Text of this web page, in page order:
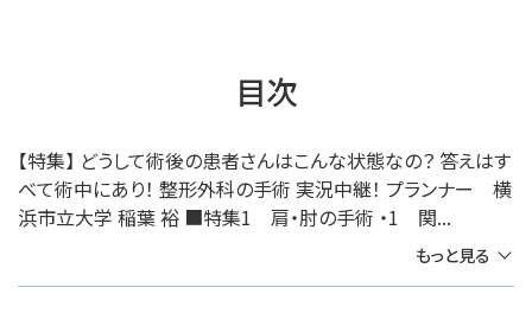
目次
【特集】 どうして術後の患者さんはこんな状態なの？ 答えはす
べて術中にあり！ 整形外科の手術 実況中継！ プランナー 横
浜市立大学 稲葉 裕 ■特集1 肩・肘の手術 ・1 関...
もっと見る